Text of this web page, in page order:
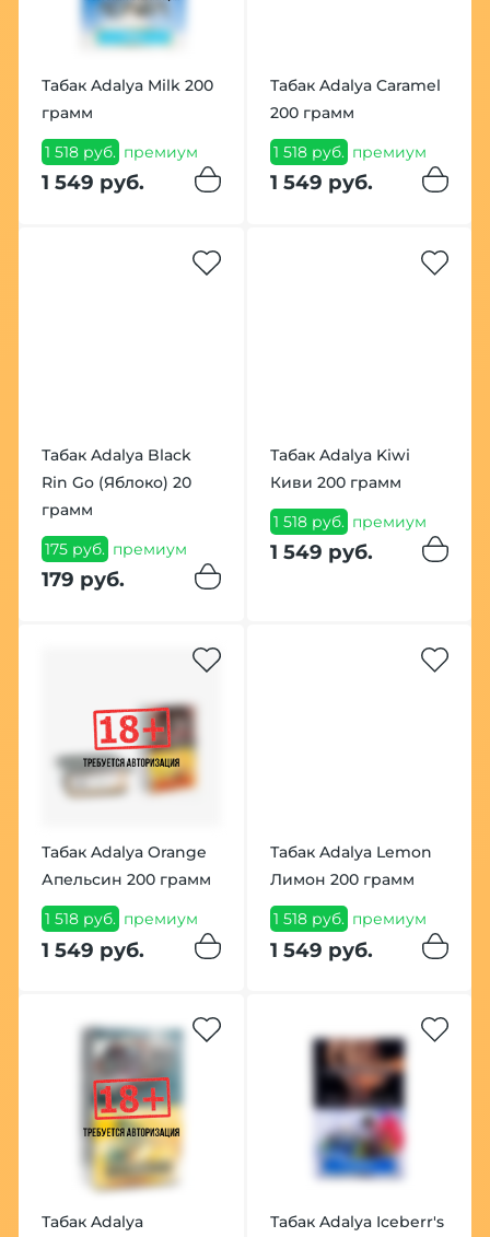
Табак Adalya Milk 200
грамм
1 518 руб. премиум
1 549 руб.
Табак Adalya Caramel
200 грамм
1 518 руб. премиум
1 549 руб.
Табак Adalya Black
Rin Go (Яблоко) 20
грамм
175 руб. премиум
179 руб.
Табак Adalya Kiwi
Киви 200 грамм
1 518 руб. премиум
1 549 руб.
Табак Adalya Orange
Апельсин 200 грамм
1 518 руб. премиум
1 549 руб.
Табак Adalya Lemon
Лимон 200 грамм
1 518 руб. премиум
1 549 руб.
Табак Adalya
Табак Adalya Iceberr's